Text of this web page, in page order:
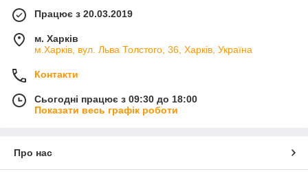
Працює з 20.03.2019
м. Харків
м.Харків, вул. Льва Толстого, 36, Харків, Україна
Контакти
Сьогодні працює з 09:30 до 18:00
Показати весь графік роботи
Про нас